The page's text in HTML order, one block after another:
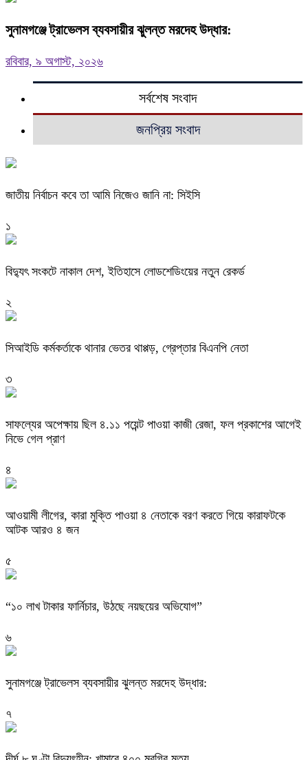
সুনামগঞ্জে ট্রাভেলস ব্যবসায়ীর ঝুলন্ত মরদেহ উদ্ধার:
রবিবার, ৯ অগাস্ট, ২০২৬
সর্বশেষ সংবাদ
জনপ্রিয় সংবাদ
জাতীয় নির্বাচন কবে তা আমি নিজেও জানি না: সিইসি
১
বিদ্যুৎ সংকটে নাকাল দেশ, ইতিহাসে লোডশেডিংয়ের নতুন রেকর্ড
২
সিআইডি কর্মকর্তাকে থানার ভেতর থাপ্পড়, গ্রেপ্তার বিএনপি নেতা
৩
সাফল্যের অপেক্ষায় ছিল ৪.১১ পয়েন্ট পাওয়া কাজী রেজা, ফল প্রকাশের আগেই
নিভে গেল প্রাণ
৪
আওয়ামী লীগের, কারা মুক্তি পাওয়া ৪ নেতাকে বরণ করতে গিয়ে কারাফটকে
আটক আরও ৪ জন
৫
“১০ লাখ টাকার ফার্নিচার, উঠছে নয়ছয়ের অভিযোগ”
৬
সুনামগঞ্জে ট্রাভেলস ব্যবসায়ীর ঝুলন্ত মরদেহ উদ্ধার:
৭